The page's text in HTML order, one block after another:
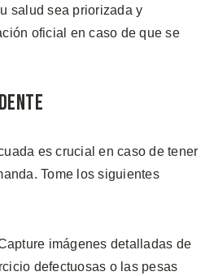
salud sea priorizada y
oficial en caso de que se
es crucial en caso de tener
Tome los siguientes
imágenes detalladas de
defectuosas o las pesas